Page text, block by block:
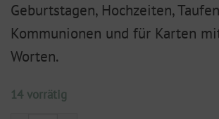
Geburtstagen, Hochzeiten,
Kommunionen und für Karten
Worten.
14 vorrätig